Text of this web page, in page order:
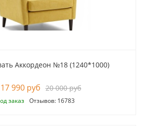
Аккордеон №18 (1240*1000)
17 990 руб 20 000 руб
заказ Отзывов: 16783